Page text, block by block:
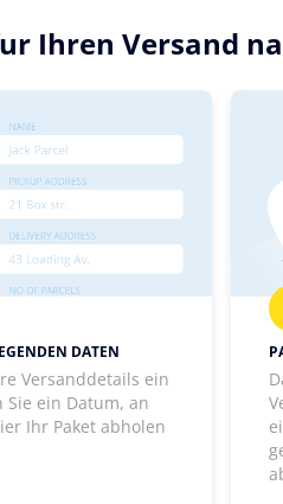
Ihren Versand
DATEN
Versanddetails ein
Sie ein Datum, an
Ihr Paket abholen